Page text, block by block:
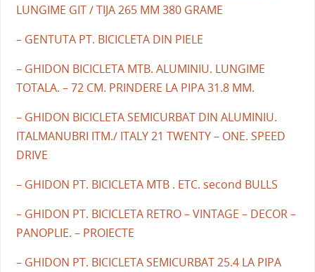
LUNGIME GIT / TIJA 265 MM 380 GRAME
– GENTUTA PT. BICICLETA DIN PIELE
– GHIDON BICICLETA MTB. ALUMINIU. LUNGIME
TOTALA. – 72 CM. PRINDERE LA PIPA 31.8 MM.
– GHIDON BICICLETA SEMICURBAT DIN ALUMINIU.
ITALMANUBRI ITM./ ITALY 21 TWENTY – ONE. SPEED
DRIVE
– GHIDON PT. BICICLETA MTB . ETC. second BULLS
– GHIDON PT. BICICLETA RETRO – VINTAGE – DECOR –
PANOPLIE. – PROIECTE
– GHIDON PT. BICICLETA SEMICURBAT 25.4 LA PIPA